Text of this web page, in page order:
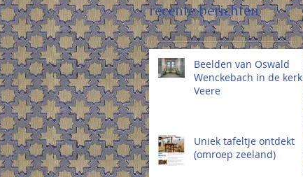
recente berichten
Beelden van Oswald
Wenckebach in de kerk
Veere
Uniek tafeltje ontdekt
(omroep zeeland)